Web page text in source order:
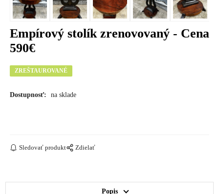
Empírový stolík zrenovovaný - Cena
590€
ZREŠTAUROVANÉ
Dostupnosť: na sklade
Sledovať produkt Zdielať
Popis